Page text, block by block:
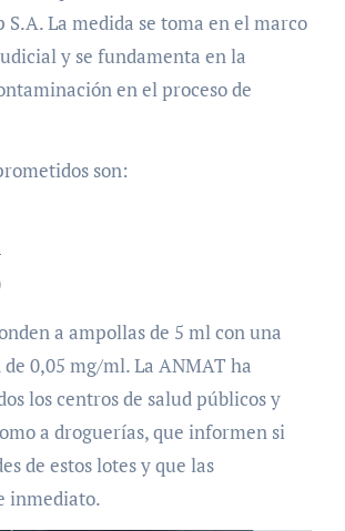
S.A. La medida se toma en el marco
y se fundamenta en la
en el proceso de
son:
a ampollas de 5 ml con una
0,05 mg/ml. La ANMAT ha
los centros de salud públicos y
a droguerías, que informen si
de estos lotes y que las
inmediato.